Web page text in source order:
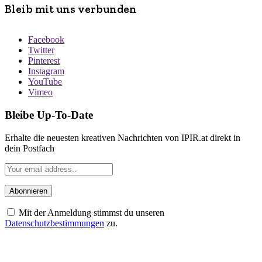
Bleib mit uns verbunden
Facebook
Twitter
Pinterest
Instagram
YouTube
Vimeo
Bleibe Up-To-Date
Erhalte die neuesten kreativen Nachrichten von IPIR.at direkt in
dein Postfach
Mit der Anmeldung stimmst du unseren
Datenschutzbestimmungen zu.